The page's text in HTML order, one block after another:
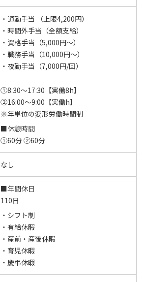
・通勤手当 （上限4,200円）
・時間外手当（全額支給）
・資格手当（5,000円～）
・職務手当（10,000円～）
・夜勤手当（7,000円/回）
①8:30～17:30【実働8h】
②16:00～9:00【実働h】
※年単位の変形労働時間制
■休憩時間
①60分 ②60分
なし
■年間休日
110日
・シフト制
・有給休暇
・産前・産後休暇
・育児休暇
・慶弔休暇